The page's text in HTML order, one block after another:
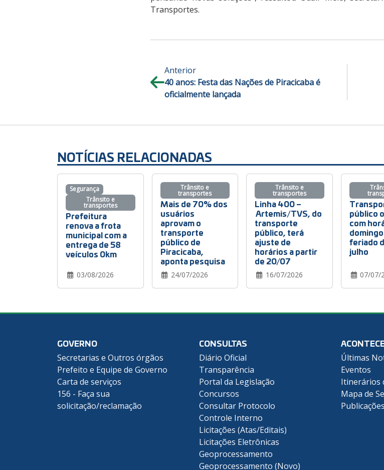
Transportes.
Anterior
40 anos: Festa das Nações de Piracicaba é
oficialmente lançada
NOTÍCIAS RELACIONADAS
Prefeitura
renova a frota
municipal com a
entrega de 58
veículos 0km
03/08/2026
Segurança
Trânsito e
transportes
Mais de 70% dos
usuários
aprovam o
transporte
público de
Piracicaba,
aponta pesquisa
24/07/2026
Trânsito e
transportes
Linha 400 –
Artemis/TVS, do
transporte
público, terá
ajuste de
horários a partir
de 20/07
16/07/2026
Trânsito e
transportes
público
com
feriado
julho
07/07/
GOVERNO
Secretarias e Outros órgãos
Prefeito e Equipe de Governo
Carta de serviços
156 - Faça sua
solicitação/reclamação
CONSULTAS
Diário Oficial
Transparência
Portal da Legislação
Concursos
Consultar Protocolo
Controle Interno
Licitações (Atas/Editais)
Licitações Eletrônicas
Geoprocessamento
Geoprocessamento (Novo)
Últimas
Eventos
Itinerários
Mapa de